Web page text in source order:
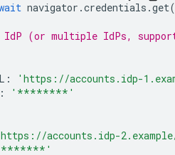
navigator .credentials .get
(or multiple IdPs,
:
'https://accounts.idp-
:
'********'
accounts.idp-